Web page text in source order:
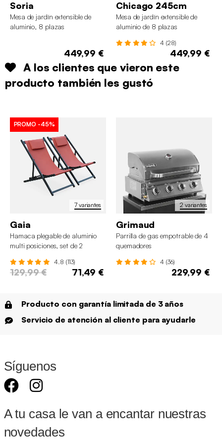
Soria
Mesa de jardín extensible de
aluminio, 8 plazas
449,99 €
Chicago 245cm
Mesa de jardín extensible de
aluminio de 8 plazas
4 (28)
449,99 €
A los clientes que vieron este
producto también les gustó
7 variantes
PROMO -45%
Gaia
Hamaca plegable de aluminio
multi posiciones, set de 2
4.8 (113)
129,99 € 71,49 €
2 variantes
Grimaud
Parrilla de gas empotrable de 4
quemadores
4 (36)
229,99 €
Producto con garantía limitada de 3 años
Servicio de atención al cliente para ayudarle
Síguenos
A tu casa le van a encantar nuestras
novedades